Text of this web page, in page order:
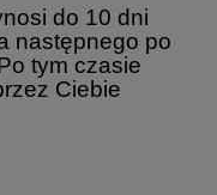
do 10 dni
następnego po
tym czasie
Ciebie